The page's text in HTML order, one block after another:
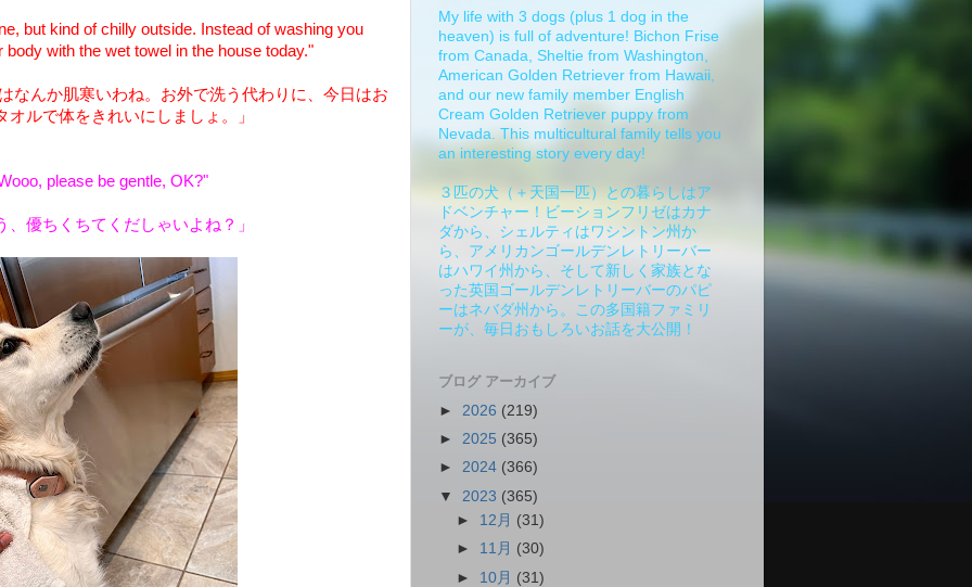
but kind of chilly outside. Instead of washing you
with the wet towel in the house today."
なんか肌寒いわね。お外で洗う代わりに、今日はお
オルで体をきれいにしましょ。」
please be gentle, OK?"
、優ちくちてくだしゃいよね？」
My life with 3 dogs (plus 1 dog in the
heaven) is full of adventure! Bichon Frise
from Canada, Sheltie from Washington,
American Golden Retriever from Hawaii,
and our new family member English
Cream Golden Retriever puppy from
Nevada. This multicultural family tells you
an interesting story every day!
３匹の犬（＋天国一匹）との暮らしはア
ドベンチャー！ビーションフリゼはカナ
ダから、シェルティはワシントン州か
ら、アメリカンゴールデンレトリーバー
はハワイ州から、そして新しく家族とな
った英国ゴールデンレトリーバーのパピ
ーはネバダ州から。この多国籍ファミリ
ーが、毎日おもしろいお話を大公開！
ブログ アーカイブ
► 2026 (219)
► 2025 (365)
► 2024 (366)
▼ 2023 (365)
► 12月 (31)
► 11月 (30)
► 10月 (31)